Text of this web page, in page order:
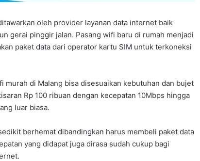
oleh provider layanan data internet baik
gerai pinggir jalan. Pasang wifi baru di rumah menjadi
paket data dari operator kartu SIM untuk terkoneksi
murah di Malang bisa disesuaikan kebutuhan dan bujet
Rp 100 ribuan dengan kecepatan 10Mbps hingga
luar biasa.
berhemat dibandingkan harus membeli paket data
yang didapat juga dirasa sudah cukup bagi